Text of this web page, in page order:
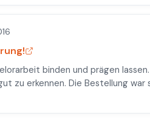
binden und prägen
zu erkennen. Die Bestellung war